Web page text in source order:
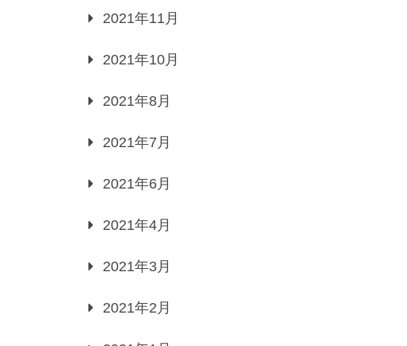
2021年11月
2021年10月
2021年8月
2021年7月
2021年6月
2021年4月
2021年3月
2021年2月